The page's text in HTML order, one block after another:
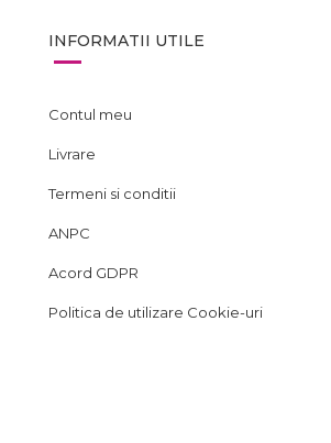
INFORMATII UTILE
Contul meu
Livrare
Termeni si conditii
ANPC
Acord GDPR
Politica de utilizare Cookie-uri